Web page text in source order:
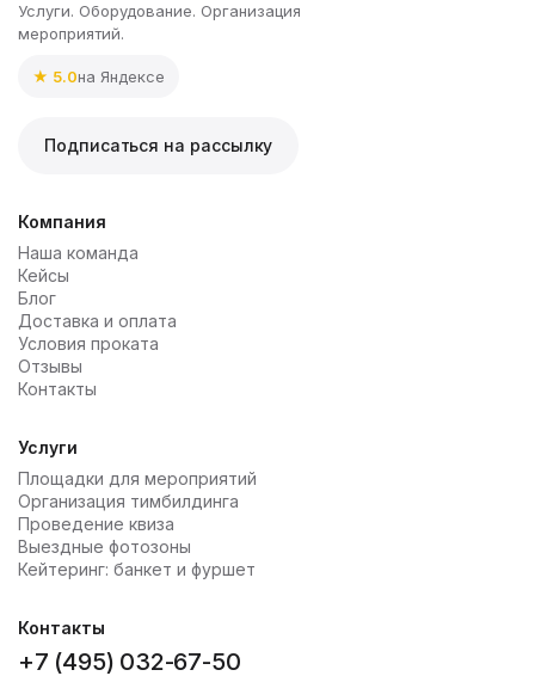
Услуги. Оборудование. Организация
мероприятий.
★ 5.0на Яндексе
Подписаться на рассылку
Компания
Наша команда
Кейсы
Блог
Доставка и оплата
Условия проката
Отзывы
Контакты
Услуги
Площадки для мероприятий
Организация тимбилдинга
Проведение квиза
Выездные фотозоны
Кейтеринг: банкет и фуршет
Контакты
+7 (495) 032-67-50